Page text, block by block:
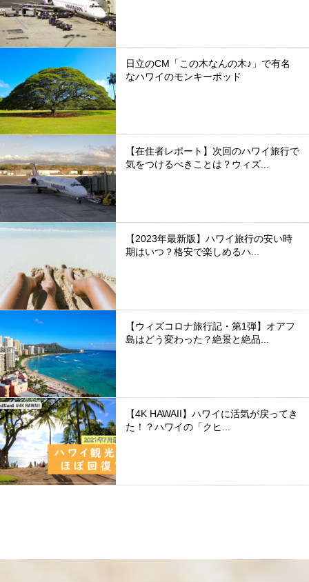
日立のCM「この木なんの木♪」で有名
なハワイのモンキーポッド
【在住者レポート】次回のハワイ旅行で
気をつけるべきことは？ウィズ...
【2023年最新版】ハワイ旅行の安い時
期はいつ？格安で楽しめるハ...
【ウィズコロナ旅行記・第1弾】オアフ
島はどう変わった？絶景と絶品...
【4K HAWAII】ハワイに活気が戻ってき
た！？ハワイの「クヒ...